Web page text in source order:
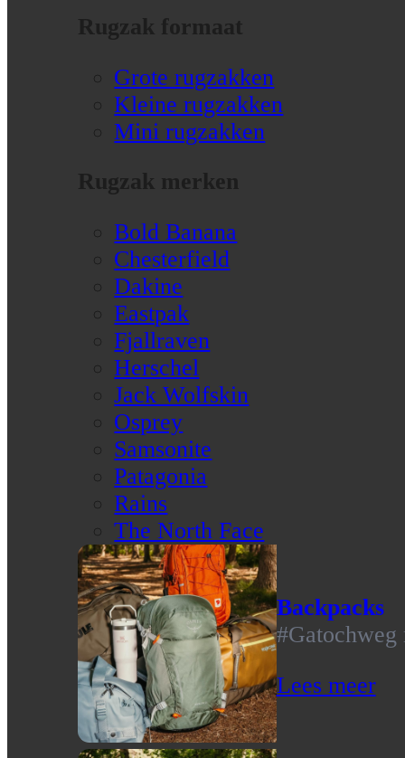
Rugzak formaat
Grote rugzakken
Kleine rugzakken
Mini rugzakken
Rugzak merken
Bold Banana
Chesterfield
Dakine
Eastpak
Fjallraven
Herschel
Jack Wolfskin
Osprey
Samsonite
Patagonia
Rains
The North Face
Backpacks
#Gatochweg
Lees meer